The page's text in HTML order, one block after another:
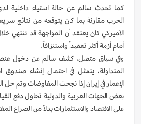
كما تحدث سالم عن حالة استياء داخلية
الحرب مقارنة بما كان يتوقعه من نتائج
الأميركي كان يعتقد أن المواجهة قد تنتهي
أمام أزمة أكثر تعقيداً واستنزافاً.
وفي سياق متصل، كشف سالم عن دخول
المتداولة، يتمثل في احتمال إنشاء صندوق
الإعمار في إيران إذا نجحت المفاوضات وتم حل
بعض الجهات العربية والدولية تحاول دفع
على الاقتصاد والاستثمارات بدلاً من الصراع